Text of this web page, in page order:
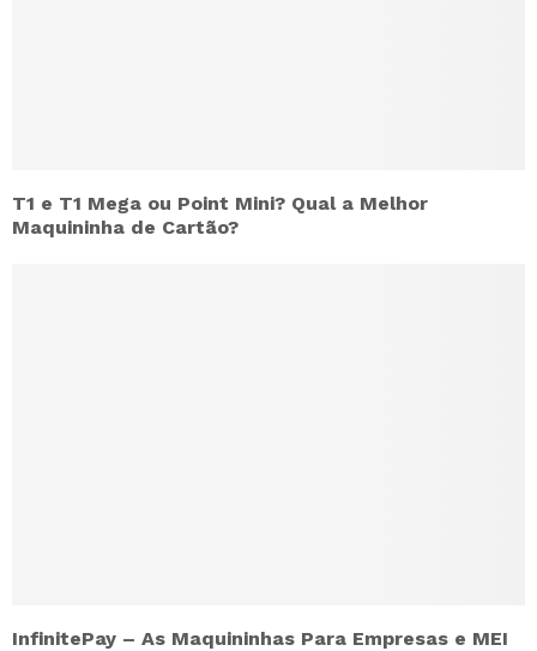
T1 e T1 Mega ou Point Mini? Qual a Melhor
Maquininha de Cartão?
InfinitePay – As Maquininhas Para Empresas e MEI